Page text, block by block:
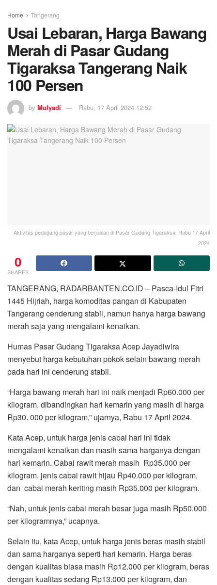
Home Tangerang
Usai Lebaran, Harga Bawang
Merah di Pasar Gudang
Tigaraksa Tangerang Naik
100 Persen
by Mulyadi Rabu, 17 April 2024 12:52
Aktivitas pedagang pasar yang berjualan di Pasar Gudang Tigaraksa, Rabu 17 April
2024
0
SHARES
TANGERANG, RADARBANTEN.CO.ID – Pasca-Idul Fitri
1445 Hijriah, harga komoditas pangan di Kabupaten
Tangerang cenderung stabil, namun hanya harga bawang
merah saja yang mengalami kenaikan.
Humas Pasar Gudang Tigaraksa Acep Jayadiwira
menyebut harga kebutuhan pokok selain bawang merah
pada hari ini cenderung stabil.
“Harga bawang merah hari ini naik menjadi Rp60.000 per
kilogram, dibandingkan hari kemarin yang masih di harga
Rp30. 000 per kilogram,” ujarnya, Rabu 17 April 2024.
Kata Acep, untuk harga jenis cabai hari ini tidak
mengalami kenaikan dan masih sama harganya dengan
hari kemarin. Cabai rawit merah masih Rp35.000 per
kilogram, jenis cabai rawit hijau Rp40.000 per kilogram,
dan cabai merah keriting masih Rp35.000 per kilogram.
“Nah, untuk jenis cabai merah besar juga masih Rp50.000
per kilogramnya,” ucapnya.
Selain itu, kata Acep, untuk harga jenis beras masih stabil
dan sama harganya seperti hari kemarin. Harga beras
dengan kualitas biasa masih Rp12.000 per kilogram, beras
dengan kualitas sedang Rp13.000 per kilogram, dan